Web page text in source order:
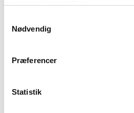
Du kan læse mere om vores brug
"Detaljer" eller ved at klikke
Nødvendig
Præferencer
Statistik